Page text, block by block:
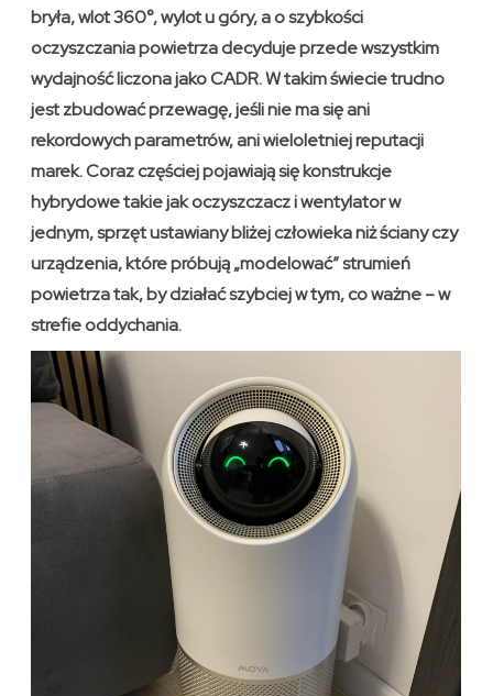
bryła, wlot 360°, wylot u góry, a o szybkości
oczyszczania powietrza decyduje przede wszystkim
wydajność liczona jako CADR. W takim świecie trudno
jest zbudować przewagę, jeśli nie ma się ani
rekordowych parametrów, ani wieloletniej reputacji
marek. Coraz częściej pojawiają się konstrukcje
hybrydowe takie jak oczyszczacz i wentylator w
jednym, sprzęt ustawiany bliżej człowieka niż ściany czy
urządzenia, które próbują „modelować” strumień
powietrza tak, by działać szybciej w tym, co ważne – w
strefie oddychania.